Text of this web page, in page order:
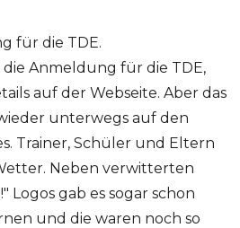
für die TDE.
Anmeldung für die TDE,
auf der Webseite. Aber das
unterwegs auf den
Trainer, Schüler und Eltern
Neben verwitterten
Logos gab es sogar schon
und die waren noch so